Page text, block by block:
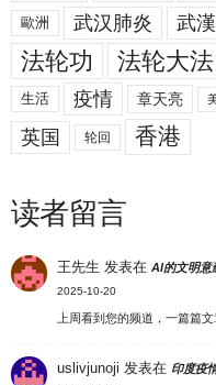
歐洲 武汉肺炎 武
法轮功 法轮大法
生活 疫情 章天亮
英国 轮回 香港
读者留言
王先生 发表在AI的文明意
2025-10-20
上周看到您的频道，一篇篇
uslivjunoji 发表在 印度疫